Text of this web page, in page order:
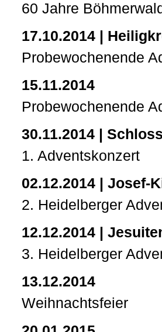
60 Jahre
17.10.2014 |
Probewochenende
15.11.2014
Probewochenende
30.11.2014 |
1. Adventskonzert
02.12.2014 | Josef-
2. Heidelberger
12.12.2014 |
3. Heidelberger
13.12.2014
Weihnachtsfeier